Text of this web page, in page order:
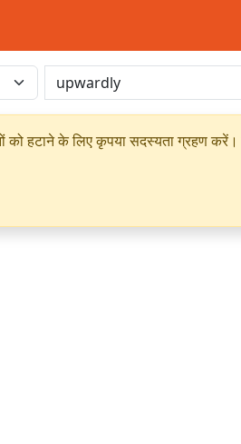
को हटाने के लिए कृपया सदस्यता ग्रहण